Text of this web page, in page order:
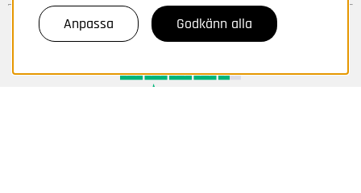
Anpassa Godkänn alla